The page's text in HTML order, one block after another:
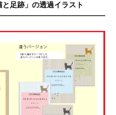
足跡」の透過イラスト